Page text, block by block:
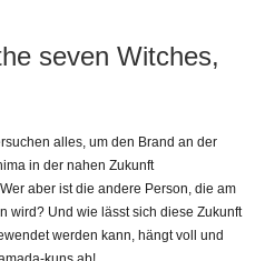
seven Witches,
alles, um den Brand an der
in der nahen Zukunft
aber ist die andere Person, die am
wird? Und wie lässt sich diese Zukunft
werden kann, hängt voll und